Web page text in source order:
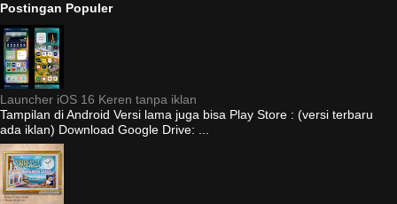
Postingan Populer
Launcher iOS 16 Keren tanpa iklan
Tampilan di Android Versi lama juga bisa Play Store : (versi terbaru
ada iklan) Download Google Drive: ...